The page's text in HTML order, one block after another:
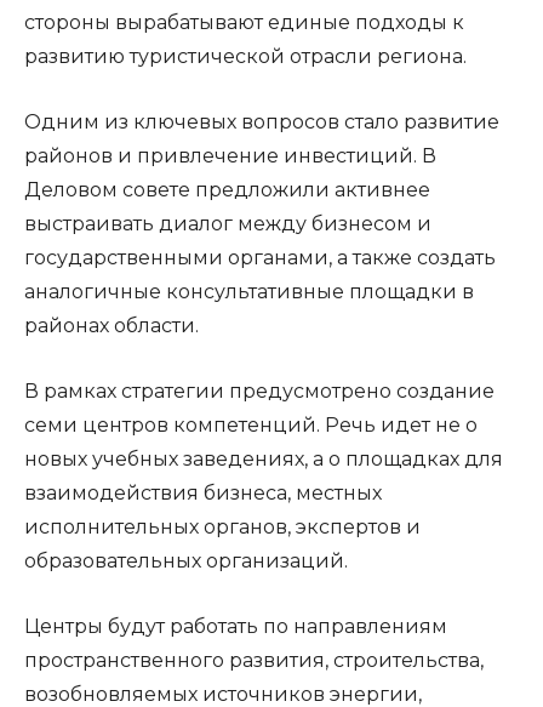
стороны вырабатывают единые подходы к
развитию туристической отрасли региона.
Одним из ключевых вопросов стало развитие
районов и привлечение инвестиций. В
Деловом совете предложили активнее
выстраивать диалог между бизнесом и
государственными органами, а также создать
аналогичные консультативные площадки в
районах области.
В рамках стратегии предусмотрено создание
семи центров компетенций. Речь идет не о
новых учебных заведениях, а о площадках для
взаимодействия бизнеса, местных
исполнительных органов, экспертов и
образовательных организаций.
Центры будут работать по направлениям
пространственного развития, строительства,
возобновляемых источников энергии,